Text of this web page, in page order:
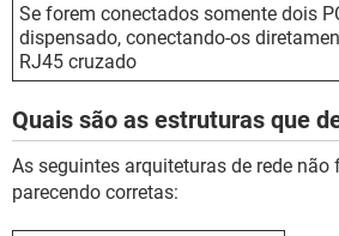
Se forem conectados somente dois
dispensado, conectando-os
RJ45 cruzado
Quais são as estruturas que
As seguintes arquiteturas de rede
parecendo corretas: